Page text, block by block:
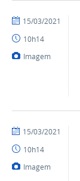
por
publicado
15/03/2021
10h14
Imagem
por
publicado
15/03/2021
10h14
Imagem